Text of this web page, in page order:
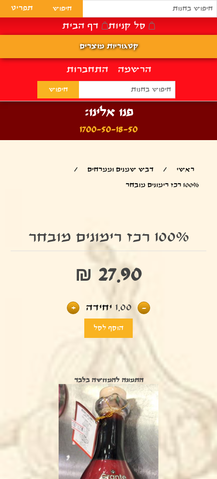
הרשמה התחברות
סל קניות דף הבית
פנו אלינו:
1700-50-18-50
ראשי / דבש שמנים וממרחים
/
100% רכז רימונים מובחר
100% רכז רימונים מובחר
₪ 27.90
-
1.00 יחידה +
התמונה להמחשה בלבד
תפריט
קטגוריות מוצרים